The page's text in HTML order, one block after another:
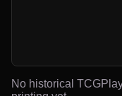
No historical